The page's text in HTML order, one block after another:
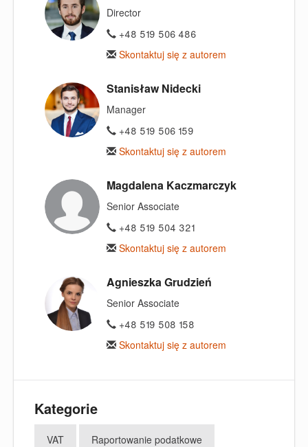
Director
+48 519 506 486
Skontaktuj się z autorem
Stanisław Nidecki
Manager
+48 519 506 159
Skontaktuj się z autorem
Magdalena Kaczmarczyk
Senior Associate
+48 519 504 321
Skontaktuj się z autorem
Agnieszka Grudzień
Senior Associate
+48 519 508 158
Skontaktuj się z autorem
Kategorie
VAT Raportowanie podatkowe